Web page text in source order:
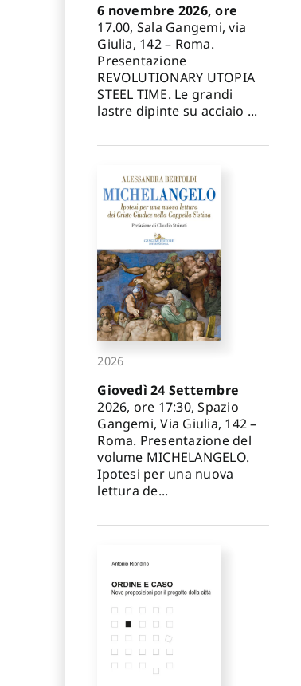
6 novembre 2026, ore
17.00, Sala Gangemi, via
Giulia, 142 – Roma.
Presentazione
REVOLUTIONARY UTOPIA
STEEL TIME. Le grandi
lastre dipinte su acciaio ...
2026
Giovedì 24 Settembre
2026, ore 17:30, Spazio
Gangemi, Via Giulia, 142 –
Roma. Presentazione del
volume MICHELANGELO.
Ipotesi per una nuova
lettura de...